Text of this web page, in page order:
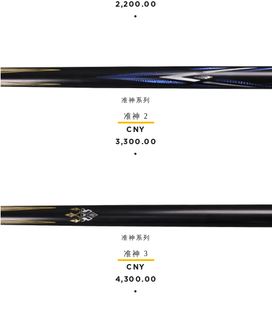
2,200.00
•
准神系列
准神 2
CNY
3,300.00
•
准神系列
准神 3
CNY
4,300.00
•